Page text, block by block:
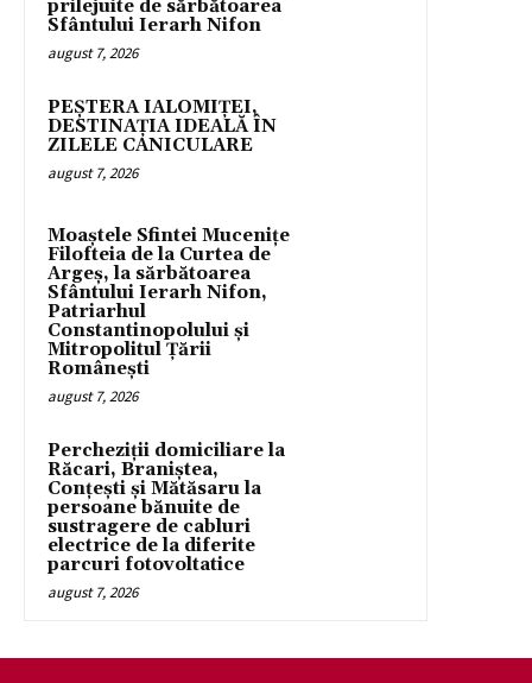
prilejuite de sărbătoarea
Sfântului Ierarh Nifon
august 7, 2026
PEȘTERA IALOMIȚEI,
DESTINAȚIA IDEALĂ ÎN
ZILELE CANICULARE
august 7, 2026
Moaștele Sfintei Mucenițe
Filofteia de la Curtea de
Argeș, la sărbătoarea
Sfântului Ierarh Nifon,
Patriarhul
Constantinopolului și
Mitropolitul Țării
Românești
august 7, 2026
Percheziții domiciliare la
Răcari, Braniștea,
Conțești și Mătăsaru la
persoane bănuite de
sustragere de cabluri
electrice de la diferite
parcuri fotovoltatice
august 7, 2026